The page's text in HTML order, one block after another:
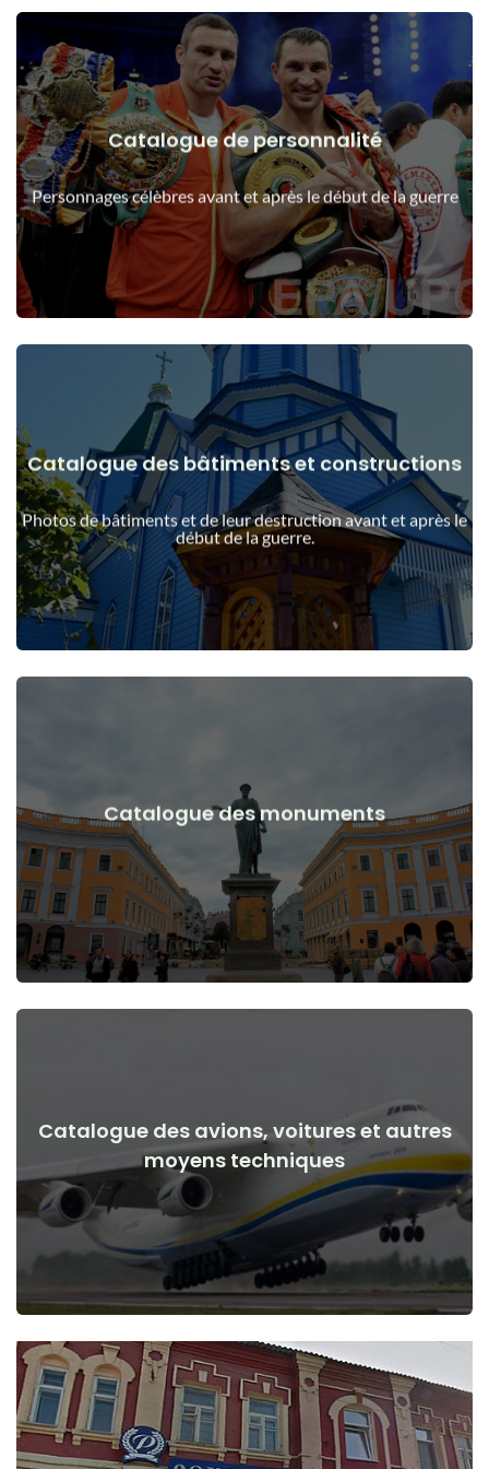
Catalogue de personnalité
Personnages célèbres avant et après le début de la guerre
Les gens avant et après le début de la guerre
Voir les détails
Catalogue des bâtiments et constructions
Photos de bâtiments et de leur destruction avant et après le
début de la guerre.
Bâtiments, structures, objets avant et après le début de la
guerre
Voir les détails
Catalogue des monuments
Monuments, œuvres d'art avant et après le début de la
guerre
Voir les détails
Catalogue des avions, voitures et autres
moyens techniques
Avions, voitures, moyens techniques avant et après le début
de la guerre
Voir les détails